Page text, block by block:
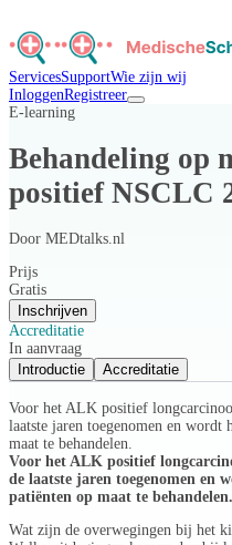
ServicesSupportWie zijn wij
InloggenRegistreer
E-learning
Behandeling op
positief NSCLC
Door MEDtalks.nl
Prijs
Gratis
Inschrijven
Accreditatie
In aanvraag
Introductie
Accreditatie
Voor het ALK positief
laatste jaren toegenomen en wordt
maat te behandelen.
Voor het ALK positief
de laatste jaren toegenomen en
patiënten op maat te behandelen.
Wat zijn de overwegingen bij het